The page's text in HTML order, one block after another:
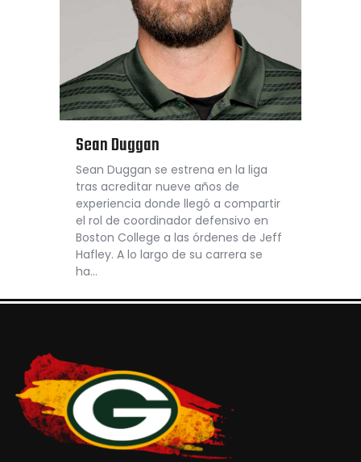
Sean Duggan
Sean Duggan se estrena en la liga
tras acreditar nueve años de
experiencia donde llegó a compartir
el rol de coordinador defensivo en
Boston College a las órdenes de Jeff
Hafley. A lo largo de su carrera se
ha…